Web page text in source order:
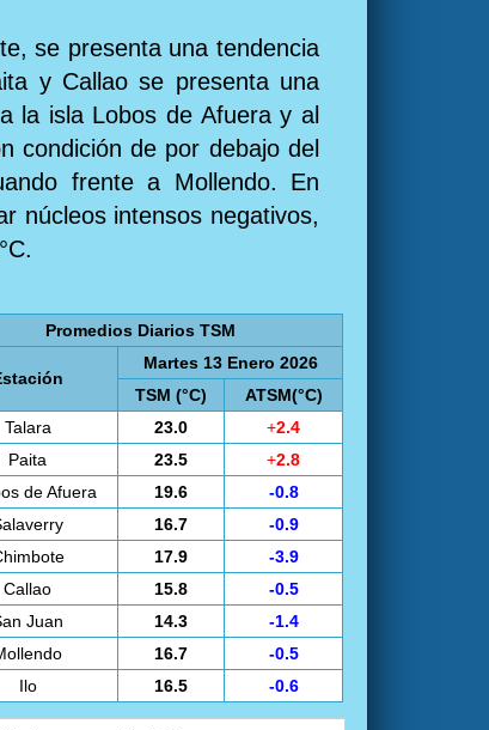
se presenta una tendencia
y Callao se presenta una
la isla Lobos de Afuera y al
condición de por debajo del
frente a Mollendo. En
núcleos intensos negativos,
Promedios Diarios TSM
Martes 13 Enero 2026
TSM (°C)
ATSM(°C)
Talara
23.0 +2.4
Paita
23.5 +2.8
de Afuera
19.6
-0.8
16.7
-0.9
17.9
-3.9
Callao
15.8
-0.5
Juan
14.3
-1.4
16.7
-0.5
Ilo
16.5 -0.6